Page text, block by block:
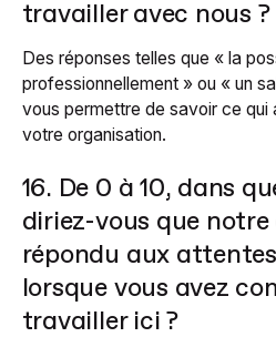
travailler avec nous ?
Des réponses telles que « la
professionnellement » ou « un
vous permettre de savoir ce qui
votre organisation.
16. De 0 à 10, dans
diriez-vous que
répondu aux
lorsque vous avez
travailler ici ?